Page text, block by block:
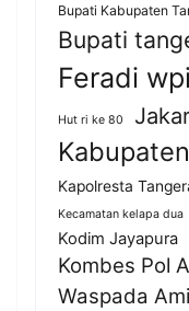
Bupati Kabupaten
Bupati
Feradi wpi
Hut ri ke 80
Kapolresta
Kecamatan kelapa dua
Kodim Jayapura
Kombes Pol
Waspada